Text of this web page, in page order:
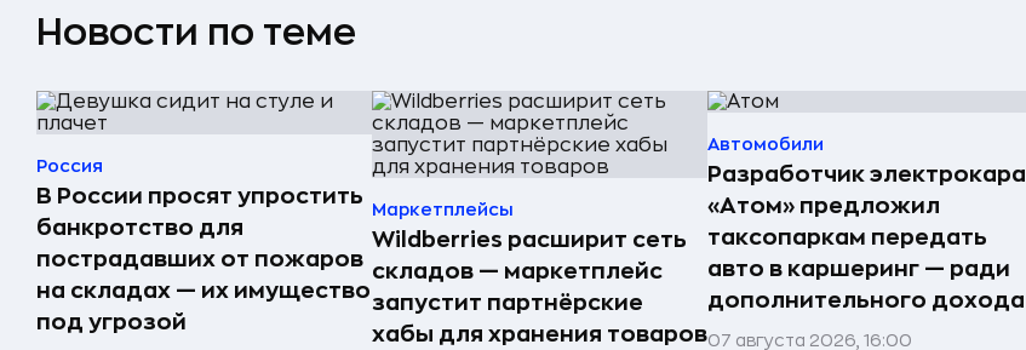
Новости по теме
Россия
В России просят упростить
банкротство для
пострадавших от пожаров
на складах — их имущество
под угрозой
Маркетплейсы
Wildberries расширит сеть
складов — маркетплейс
запустит партнёрские
хабы для хранения товаров
Автомобили
Разработчик электрокара
«Атом» предложил
таксопаркам передать
авто в каршеринг — ради
дополнительного дохода
07 августа 2026, 16:00